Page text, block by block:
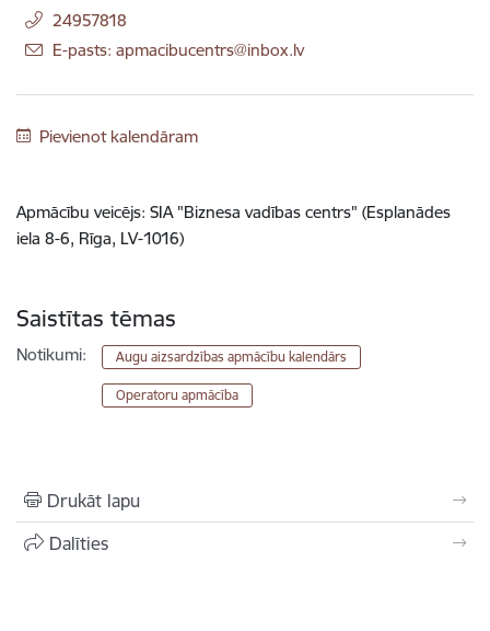
24957818
E-pasts: apmacibucentrs@inbox.lv
Pievienot kalendāram
Apmācību veicējs: SIA "Biznesa vadības centrs" (Esplanādes
iela 8-6, Rīga, LV-1016)
Saistītas tēmas
Notikumi: Augu aizsardzības apmācību kalendārs
Operatoru apmācība
Drukāt lapu
Dalīties